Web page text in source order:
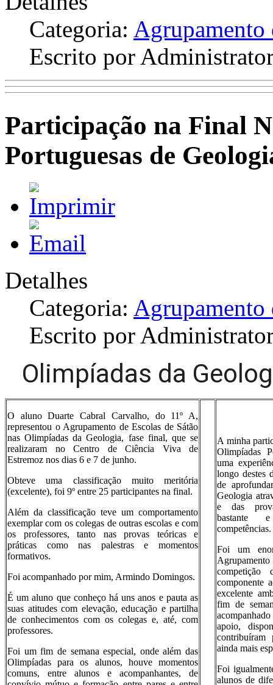
Categoria: Agrupamento
Escrito por
Participação na Final
Portuguesas de
Detalhes
Categoria: Agrupamento
Escrito por
Olimpíadas da
O aluno Duarte Cabral Carvalho, do 11º A,
representou o Agrupamento de Escolas de Sátão
nas Olimpíadas da Geologia, fase final, que se
realizaram no Centro de Ciência Viva de
Estremoz nos dias 6 e 7 de junho.
Obteve uma classificação muito meritória
(excelente), foi 9º entre 25 participantes na final.
Além da classificação teve um comportamento
exemplar com os colegas de outras escolas e com
os professores, tanto nas provas teóricas e
práticas como nas palestras e momentos
formativos.
Foi acompanhado por mim, Armindo Domingos.
É um aluno que conheço há uns anos e pauta as
suas atitudes com elevação, educação e partilha
de conhecimentos com os colegas e, até, com
professores.
Foi um fim de semana especial, onde além das
Olimpíadas para os alunos, houve momentos
comuns, entre alunos e acompanhantes, de
A minha
Olimpíadas
uma
longo destes
de
Geologia
e das
bastante
competências.
Foi um
competição
componente
excelente
fim de
apoio,
contribuíram
ainda mais
Foi
alunos de